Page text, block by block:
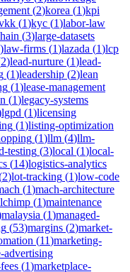
(2)korea (1)kpi
(1)kyc (1)labor-law
(3)large-datasets
)law-firms (1)lazada (1)lcp
2)lead-nurture (1)lead-
(1)leadership (2)lean
(1)lease-management
(1)legacy-systems
lgpd (1)licensing
(1)listing-optimization
(1)llm (4)llm-
testing (3)local (1)local-
(14)logistics-analytics
2)lot-tracking (1)low-code
(1)mach-architecture
(1)maintenance
malaysia (1)managed-
(53)margins (2)market-
(11)marketing-
advertising
(1)marketplace-